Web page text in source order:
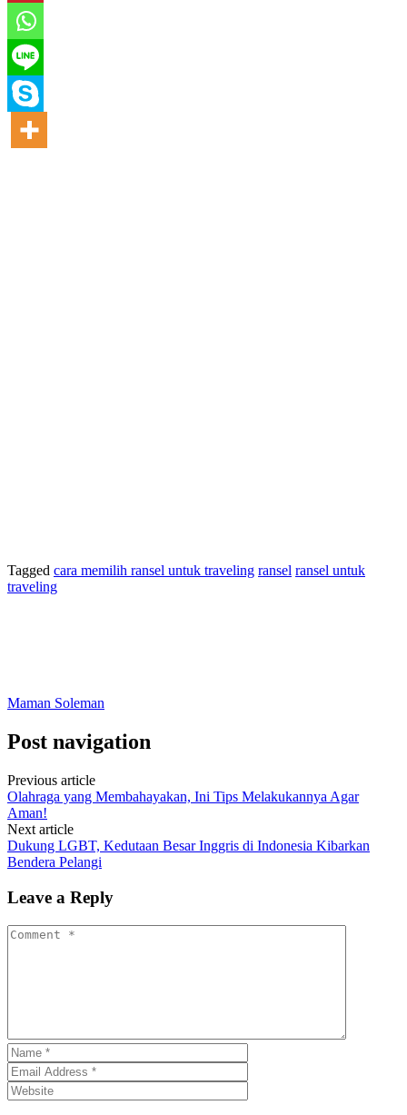
Tagged cara memilih ransel untuk traveling ransel ransel untuk
traveling
Maman Soleman
Post navigation
Previous article
Olahraga yang Membahayakan, Ini Tips Melakukannya Agar
Aman!
Next article
Dukung LGBT, Kedutaan Besar Inggris di Indonesia Kibarkan
Bendera Pelangi
Leave a Reply